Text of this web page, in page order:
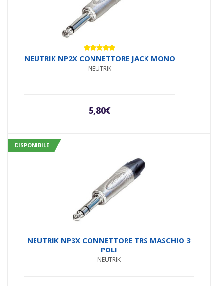
Valutato
5.00su 5
NEUTRIK NP2X CONNETTORE JACK MONO
NEUTRIK
5,80€
DISPONIBILE
NEUTRIK NP3X CONNETTORE TRS MASCHIO 3
POLI
NEUTRIK